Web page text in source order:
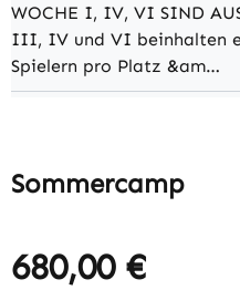
WOCHE I, IV, VI SIND
III, IV und VI beinhalten
Spielern pro Platz &am…
Sommercamp
Regulärer Preis:
680,00 €